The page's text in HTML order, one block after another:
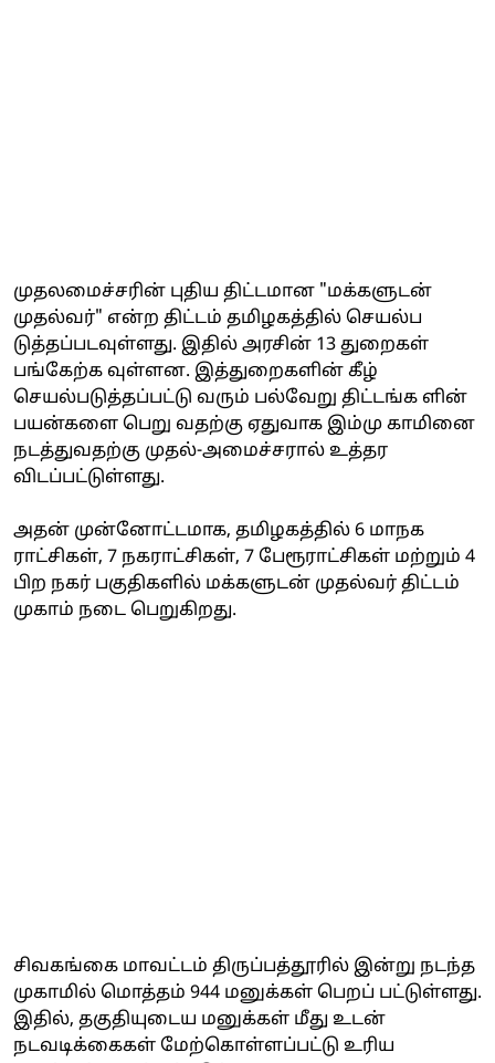
முதலமைச்சரின் புதிய திட்டமான "மக்களுடன்
முதல்வர்" என்ற திட்டம் தமிழகத்தில் செயல்ப
டுத்தப்படவுள்ளது. இதில் அரசின் 13 துறைகள்
பங்கேற்க வுள்ளன. இத்துறைகளின் கீழ்
செயல்படுத்தப்பட்டு வரும் பல்வேறு திட்டங்க ளின்
பயன்களை பெறு வதற்கு ஏதுவாக இம்மு காமினை
நடத்துவதற்கு முதல்-அமைச்சரால் உத்தர
விடப்பட்டுள்ளது.
அதன் முன்னோட்டமாக, தமிழகத்தில் 6 மாநக
ராட்சிகள், 7 நகராட்சிகள், 7 பேரூராட்சிகள் மற்றும் 4
பிற நகர் பகுதிகளில் மக்களுடன் முதல்வர் திட்டம்
முகாம் நடை பெறுகிறது.
சிவகங்கை மாவட்டம் திருப்பத்தூரில் இன்று நடந்த
முகாமில் மொத்தம் 944 மனுக்கள் பெறப் பட்டுள்ளது.
இதில், தகுதியுடைய மனுக்கள் மீது உடன்
நடவடிக்கைகள் மேற்கொள்ளப்பட்டு உரிய